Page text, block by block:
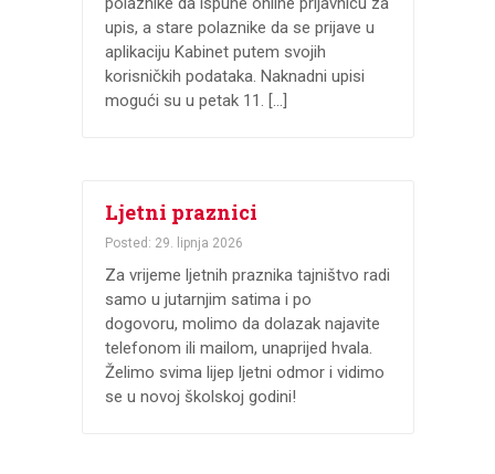
upis, a stare polaznike da se prijave u
aplikaciju Kabinet putem svojih
korisničkih podataka. Naknadni upisi
mogući su u petak 11. […]
Ljetni praznici
Posted: 29. lipnja 2026
Za vrijeme ljetnih praznika tajništvo radi
samo u jutarnjim satima i po
dogovoru, molimo da dolazak najavite
telefonom ili mailom, unaprijed hvala.
Želimo svima lijep ljetni odmor i vidimo
se u novoj školskoj godini!